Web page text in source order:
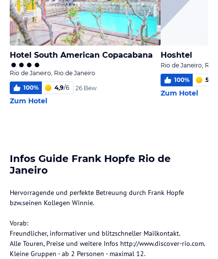
Hotel South American Copacabana
Rio de Janeiro, Rio de Janeiro
100% 4,9/6 26 Bew.
Zum Hotel
Hoshtel
Rio de Janeiro, Rio
100% 5,0
Zum Hotel
Infos Guide Frank Hopfe Rio de
Janeiro
Hervorragende und perfekte Betreuung durch Frank Hopfe
bzw.seinen Kollegen Winnie.
Vorab:
Freundlicher, informativer und blitzschneller Mailkontakt.
Alle Touren, Preise und weitere Infos http://www.discover-rio.com.
Kleine Gruppen - ab 2 Personen - maximal 12.